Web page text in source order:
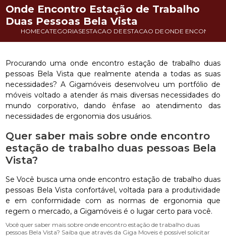
HOMECATEGORIASESTACAO DE TRABALHOESTACAO DE TRABALHO CALL
ONDE ENCONTRO
Onde Encontro Estação de Trabalho
Duas Pessoas Bela Vista
Procurando uma onde encontro estação de trabalho duas
pessoas Bela Vista que realmente atenda a todas as suas
necessidades? A Gigamóveis desenvolveu um portfólio de
móveis voltado a atender ás mais diversas necessidades do
mundo corporativo, dando ênfase ao atendimento das
necessidades de ergonomia dos usuários.
Quer saber mais sobre onde encontro
estação de trabalho duas pessoas Bela
Vista?
Se Você busca uma onde encontro estação de trabalho duas
pessoas Bela Vista confortável, voltada para a produtividade
e em conformidade com as normas de ergonomia que
regem o mercado, a Gigamóveis é o lugar certo para você.
Você quer saber mais sobre onde encontro estação de trabalho duas
pessoas Bela Vista? Saiba que através da Giga Moveis é possível solicitar